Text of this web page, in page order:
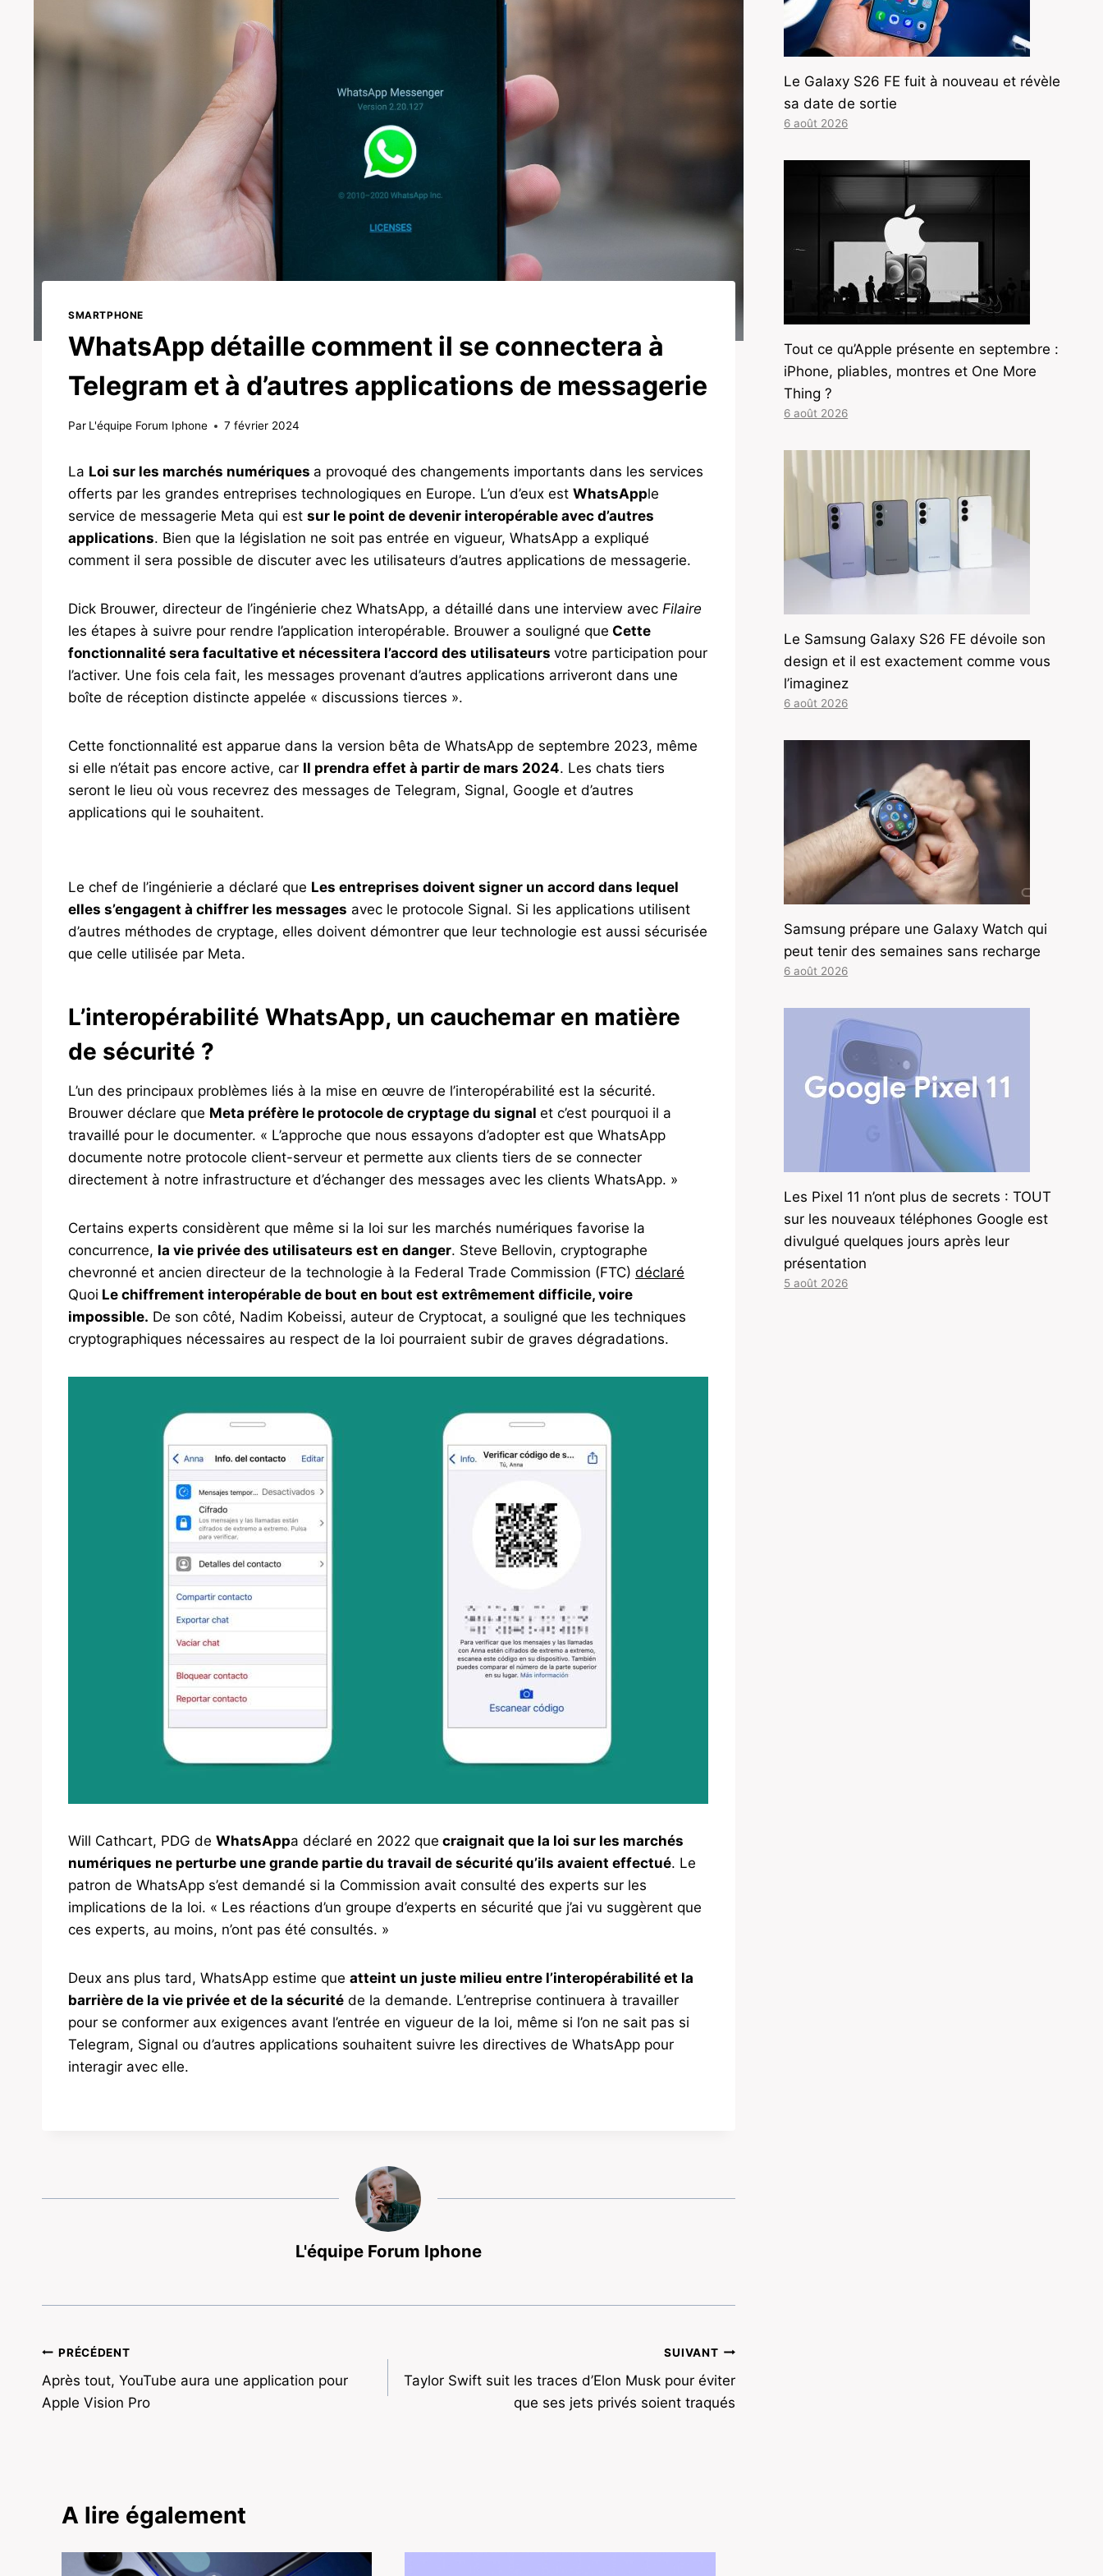
SMARTPHONE
WhatsApp détaille comment il se connectera à
Telegram et à d’autres applications de messagerie
Par L'équipe Forum Iphone 7 février 2024
La Loi sur les marchés numériques a provoqué des changements importants dans les services
offerts par les grandes entreprises technologiques en Europe. L’un d’eux est WhatsApple
service de messagerie Meta qui est sur le point de devenir interopérable avec d’autres
applications. Bien que la législation ne soit pas entrée en vigueur, WhatsApp a expliqué
comment il sera possible de discuter avec les utilisateurs d’autres applications de messagerie.
Dick Brouwer, directeur de l’ingénierie chez WhatsApp, a détaillé dans une interview avec Filaire
les étapes à suivre pour rendre l’application interopérable. Brouwer a souligné que Cette
fonctionnalité sera facultative et nécessitera l’accord des utilisateurs votre participation pour
l’activer. Une fois cela fait, les messages provenant d’autres applications arriveront dans une
boîte de réception distincte appelée « discussions tierces ».
Cette fonctionnalité est apparue dans la version bêta de WhatsApp de septembre 2023, même
si elle n’était pas encore active, car Il prendra effet à partir de mars 2024. Les chats tiers
seront le lieu où vous recevrez des messages de Telegram, Signal, Google et d’autres
applications qui le souhaitent.
Le chef de l’ingénierie a déclaré que Les entreprises doivent signer un accord dans lequel
elles s’engagent à chiffrer les messages avec le protocole Signal. Si les applications utilisent
d’autres méthodes de cryptage, elles doivent démontrer que leur technologie est aussi sécurisée
que celle utilisée par Meta.
L’interopérabilité WhatsApp, un cauchemar en matière
de sécurité ?
L’un des principaux problèmes liés à la mise en œuvre de l’interopérabilité est la sécurité.
Brouwer déclare que Meta préfère le protocole de cryptage du signal et c’est pourquoi il a
travaillé pour le documenter. « L’approche que nous essayons d’adopter est que WhatsApp
documente notre protocole client-serveur et permette aux clients tiers de se connecter
directement à notre infrastructure et d’échanger des messages avec les clients WhatsApp. »
Certains experts considèrent que même si la loi sur les marchés numériques favorise la
concurrence, la vie privée des utilisateurs est en danger. Steve Bellovin, cryptographe
chevronné et ancien directeur de la technologie à la Federal Trade Commission (FTC) déclaré
Quoi Le chiffrement interopérable de bout en bout est extrêmement difficile, voire
impossible. De son côté, Nadim Kobeissi, auteur de Cryptocat, a souligné que les techniques
cryptographiques nécessaires au respect de la loi pourraient subir de graves dégradations.
Will Cathcart, PDG de WhatsAppa déclaré en 2022 que craignait que la loi sur les marchés
numériques ne perturbe une grande partie du travail de sécurité qu’ils avaient effectué. Le
patron de WhatsApp s’est demandé si la Commission avait consulté des experts sur les
implications de la loi. « Les réactions d’un groupe d’experts en sécurité que j’ai vu suggèrent que
ces experts, au moins, n’ont pas été consultés. »
Deux ans plus tard, WhatsApp estime que atteint un juste milieu entre l’interopérabilité et la
barrière de la vie privée et de la sécurité de la demande. L’entreprise continuera à travailler
pour se conformer aux exigences avant l’entrée en vigueur de la loi, même si l’on ne sait pas si
Telegram, Signal ou d’autres applications souhaitent suivre les directives de WhatsApp pour
interagir avec elle.
L'équipe Forum Iphone
Navigation
de
PRÉCÉDENT
Après tout, YouTube aura une application pour
Apple Vision Pro
SUIVANT
Taylor Swift suit les traces d’Elon Musk pour éviter
que ses jets privés soient traqués
A lire également
Le Galaxy S26 FE fuit à nouveau et révèle
sa date de sortie
6 août 2026
Tout ce qu’Apple présente en septembre :
iPhone, pliables, montres et One More
Thing ?
6 août 2026
Le Samsung Galaxy S26 FE dévoile son
design et il est exactement comme vous
l’imaginez
6 août 2026
Samsung prépare une Galaxy Watch qui
peut tenir des semaines sans recharge
6 août 2026
Les Pixel 11 n’ont plus de secrets : TOUT
sur les nouveaux téléphones Google est
divulgué quelques jours après leur
présentation
5 août 2026